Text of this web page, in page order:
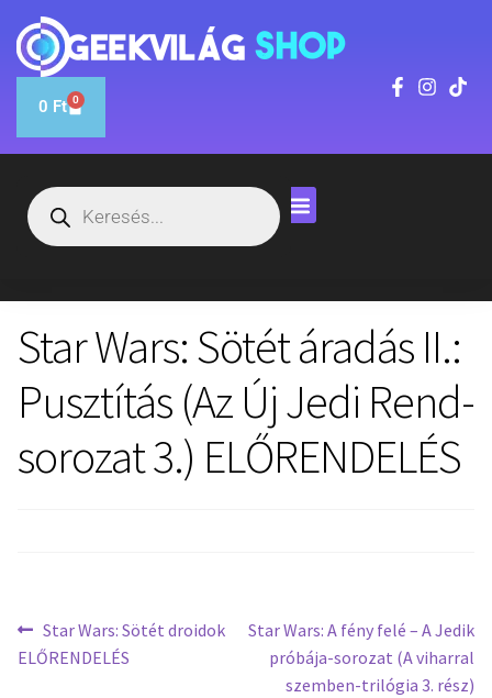
0 Ft 0
Star Wars: Sötét áradás II.:
Pusztítás (Az Új Jedi Rend-
sorozat 3.) ELŐRENDELÉS
Star Wars: Sötét droidok
ELŐRENDELÉS
Star Wars: A fény felé – A Jedik
próbája-sorozat (A viharral
szemben-trilógia 3. rész)